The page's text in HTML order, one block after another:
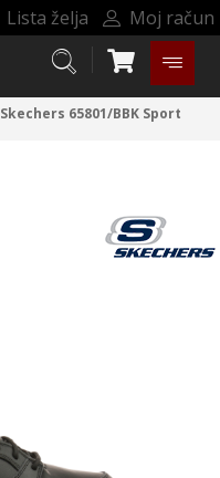
Lista želja Moj račun
Skechers 65801/BBK Sport